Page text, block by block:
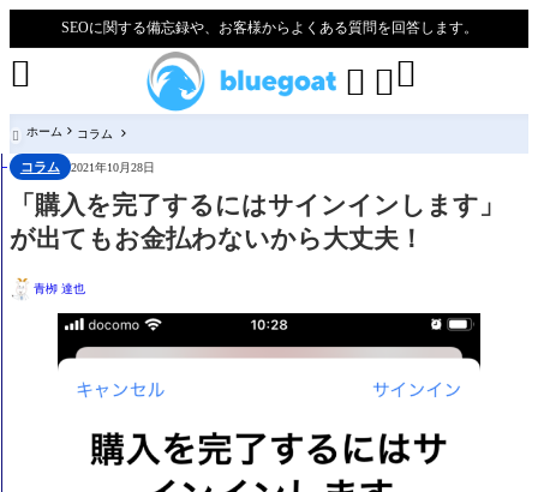
SEOに関する備忘録や、お客様からよくある質問を回答します。
 

 ホーム コラム
コラム 2021年10月28日
「購入を完了するにはサインインします」
が出てもお金払わないから大丈夫！
青栁 達也